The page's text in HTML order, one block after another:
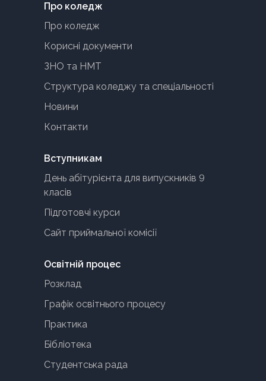
Про коледж
Про коледж
Корисні документи
ЗНО та НМТ
Структура коледжу та спеціальності
Новини
Контакти
Вступникам
День абітурієнта для випускників 9
класів
Підготовчі курси
Сайт приймальної комісії
Освітній процес
Розклад
Графік освітнього процесу
Практика
Бібліотека
Студентська рада